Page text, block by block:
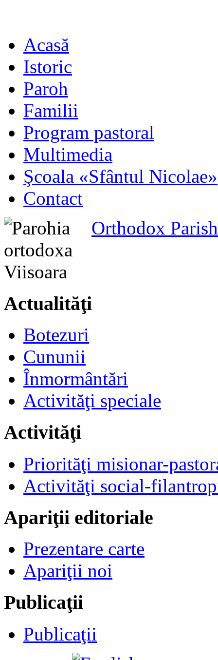
Acasă
Istoric
Paroh
Familii
Program pastoral
Multimedia
Şcoala «Sfântul Nicolae»
Contact
Orthodox
Actualităţi
Botezuri
Cununii
Înmormântări
Activităţi speciale
Activităţi
Priorităţi misionar-
Activităţi social-
Apariţii editoriale
Prezentare carte
Apariţii noi
Publicaţii
Publicaţii